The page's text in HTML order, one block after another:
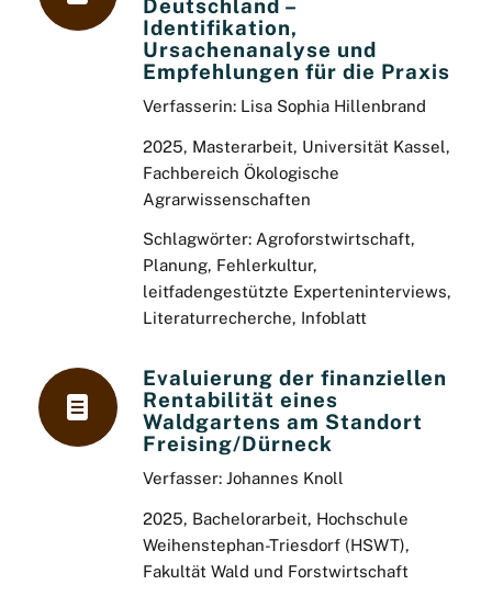
Deutschland –
Identifikation,
Ursachenanalyse und
Empfehlungen für die Praxis
Verfasserin: Lisa Sophia Hillenbrand
2025, Masterarbeit, Universität Kassel,
Fachbereich Ökologische
Agrarwissenschaften
Schlagwörter: Agroforstwirtschaft,
Planung, Fehlerkultur,
leitfadengestützte Experteninterviews,
Literaturrecherche, Infoblatt
Evaluierung der finanziellen
Rentabilität eines
Waldgartens am Standort
Freising/Dürneck
Verfasser: Johannes Knoll
2025, Bachelorarbeit, Hochschule
Weihenstephan-Triesdorf (HSWT),
Fakultät Wald und Forstwirtschaft